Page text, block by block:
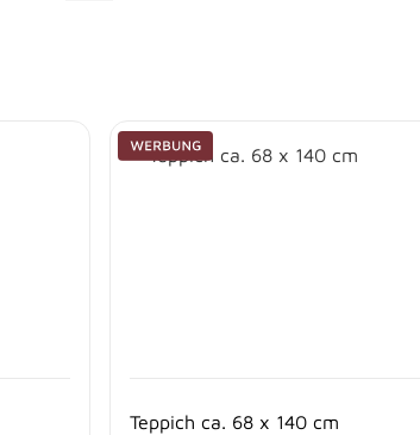
Teppich ca. 68 x 140 cm